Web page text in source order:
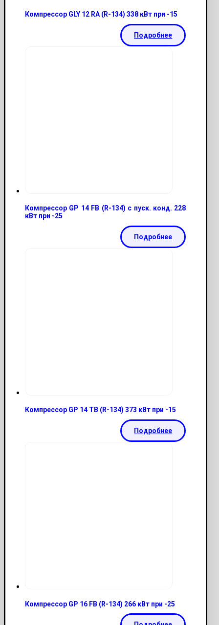
Компрессор GLY 12 RA (R-134) 338 кВт при -15
Подробнее
Компрессор GP 14 FB (R-134) с пуск. конд. 228
кВт при -25
Подробнее
Компрессор GP 14 TB (R-134) 373 кВт при -15
Подробнее
Компрессор GP 16 FB (R-134) 266 кВт при -25